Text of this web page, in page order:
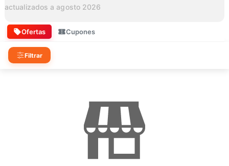
actualizados a agosto 2026
Ofertas Cupones
Filtrar